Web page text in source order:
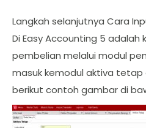
Langkah selanjutnya Cara
Di Easy Accounting 5 adalah
pembelian melalui modul
masuk kemodul aktiva tetap
berikut contoh gambar di